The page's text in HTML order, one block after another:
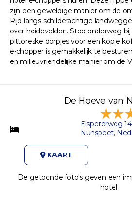
zijn een geweldige manier om de
Rijd langs schilderachtige
over heidevelden. Stop onderweg
pittoreske dorpjes voor een kopje
e-chopper is gemakkelijk te
en milieuvriendelijke manier om de
De Hoeve van
Elspeterweg
Nunspeet,
KAART
De getoonde foto's geven een
hotel